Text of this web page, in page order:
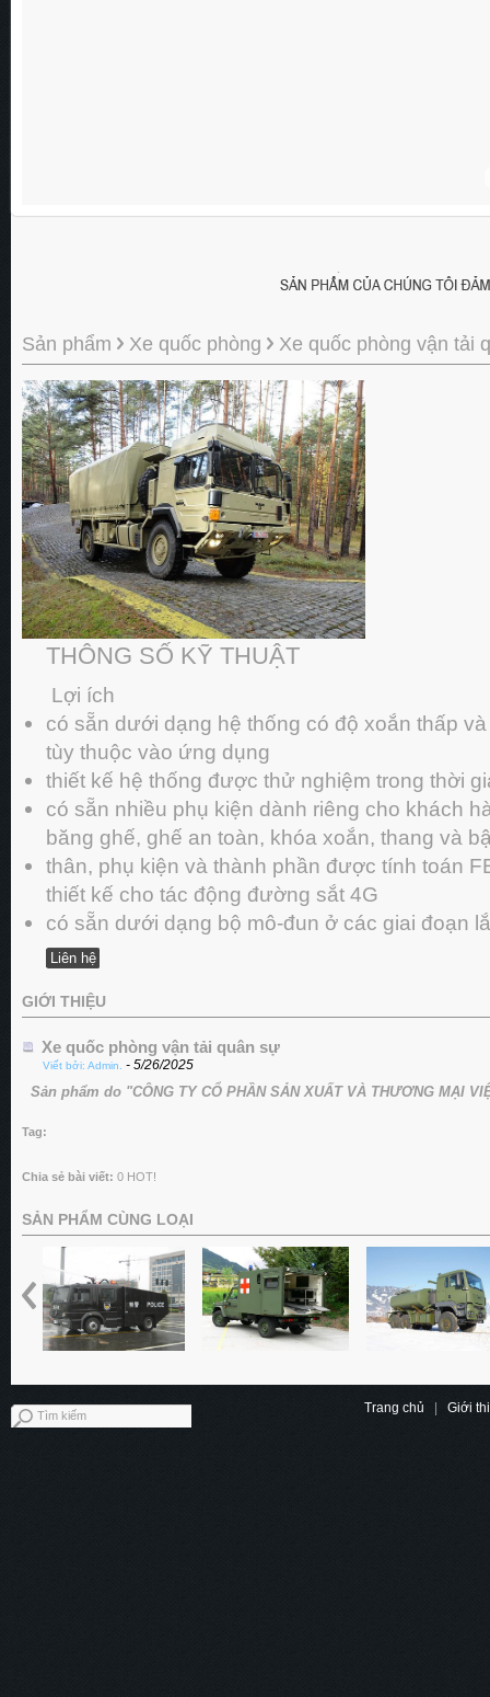
Sản phẩm Xe quốc phòng Xe quốc phòng vận tải
THÔNG SỐ KỸ THUẬT
Lợi ích
có sẵn dưới dạng hệ thống có độ xoắn thấp
tùy thuộc vào ứng dụng
thiết kế hệ thống được thử nghiệm trong thời
có sẵn nhiều phụ kiện dành riêng cho khách
băng ghế, ghế an toàn, khóa xoắn, thang và
thân, phụ kiện và thành phần được tính toán
thiết kế cho tác động đường sắt 4G
có sẵn dưới dạng bộ mô-đun ở các giai đoạn
Liên hệ
GIỚI THIỆU
Xe quốc phòng vận tải quân sự
Viết bởi: Admin. - 5/26/2025
Sản phẩm do "CÔNG TY CỔ PHẦN SẢN XUẤT VÀ THƯƠNG MẠI
Tag:
Chia sẻ bài viết: 0 HOT!
SẢN PHẨM CÙNG LOẠI
Trang chủ | Giới